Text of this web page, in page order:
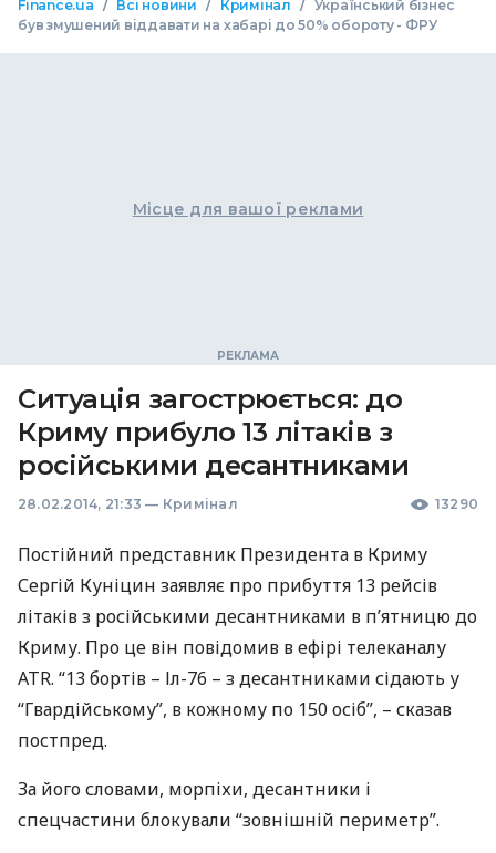
Finance.ua / Всі новини / Кримінал / Український бізнес
був змушений віддавати на хабарі до 50% обороту - ФРУ
Місце для вашої реклами
Ситуація загострюється: до
Криму прибуло 13 літаків з
російськими десантниками
28.02.2014, 21:33 — Кримінал 13290
Постійний представник Президента в Криму
Сергій Куніцин заявляє про прибуття 13 рейсів
літаків з російськими десантниками в п’ятницю до
Криму. Про це він повідомив в ефірі телеканалу
ATR. “13 бортів – Іл-76 – з десантниками сідають у
“Гвардійському”, в кожному по 150 осіб”, – сказав
постпред.
За його словами, морпіхи, десантники і
спецчастини блокували “зовнішній периметр”.